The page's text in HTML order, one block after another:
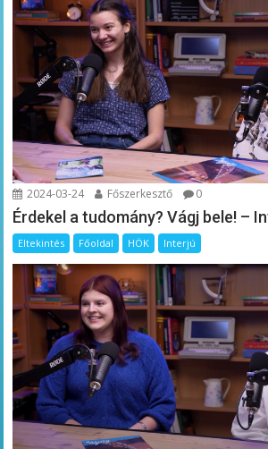
2024-03-24 Főszerkesztő 0
Érdekel a tudomány? Vágj bele! –
Eltekintés Főoldal HÖK Interjú